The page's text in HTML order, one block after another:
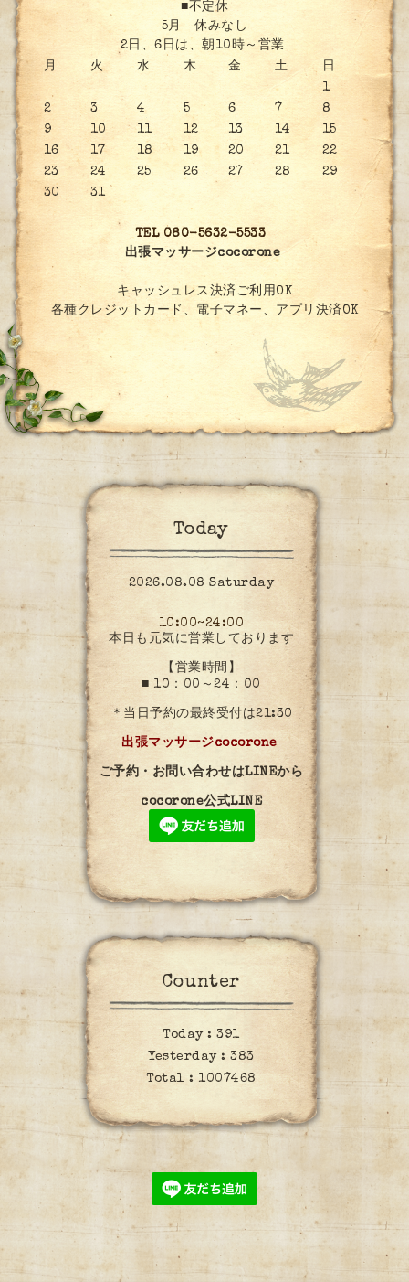
■不定休
5月 休みなし
2日、6日は、朝10時～営業
月
火 水 木 金 土
日
1
2
3 4 5 6 7
8
9
10 11 12 13 14
15
16
17 18 19 20 21
22
23
24 25 26 27 28
29
30
31
TEL 080-5632-5533
出張マッサージcocorone
キャッシュレス決済ご利用OK
各種クレジットカード、電子マネー、アプリ決済OK
Today
2026.08.08 Saturday
10:00~24:00
本日も元気に営業しております
【営業時間】
■ 10：00～24：00
＊当日予約の最終受付は21:30
出張マッサージcocorone
ご予約・お問い合わせはLINEから
cocorone公式LINE
Counter
Today :391
Yesterday :383
Total :1007468